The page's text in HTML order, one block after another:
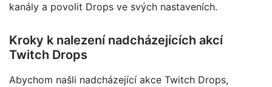
kanály a povolit Drops ve svých nastaveních.
Kroky k nalezení nadcházejících akcí
Twitch Drops
Abychom našli nadcházející akce Twitch Drops,